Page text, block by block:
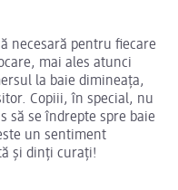
necesară pentru fiecare
mai ales atunci
la baie dimineața,
Copiii, în special, nu
să se îndrepte spre baie
un sentiment
și dinți curați!